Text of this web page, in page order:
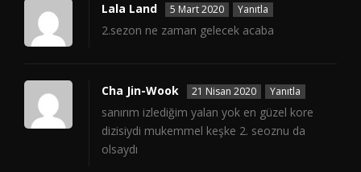
Lala Land 5 Mart 2020 Yanıtla
2.sezon ne zaman gelecek acaba
Cha Jin-Wook 21 Nisan 2020 Yanıtla
sanırım izlediğim yalan yok en güzel kore
dizisiydi mukemmel keşke 2. seoznu da
olsaydı